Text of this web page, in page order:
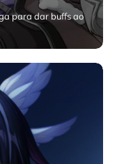
para dar buffs ao